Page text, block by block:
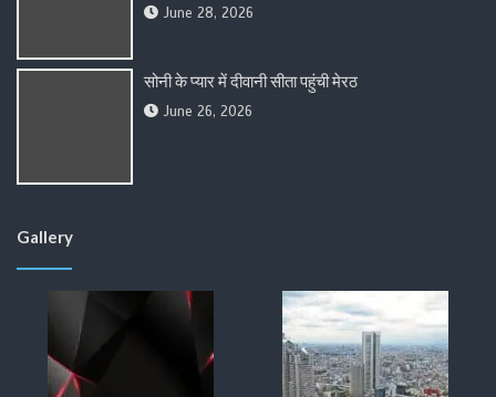
June 28, 2026
सोनी के प्यार में दीवानी सीता पहुंची मेरठ
June 26, 2026
Gallery